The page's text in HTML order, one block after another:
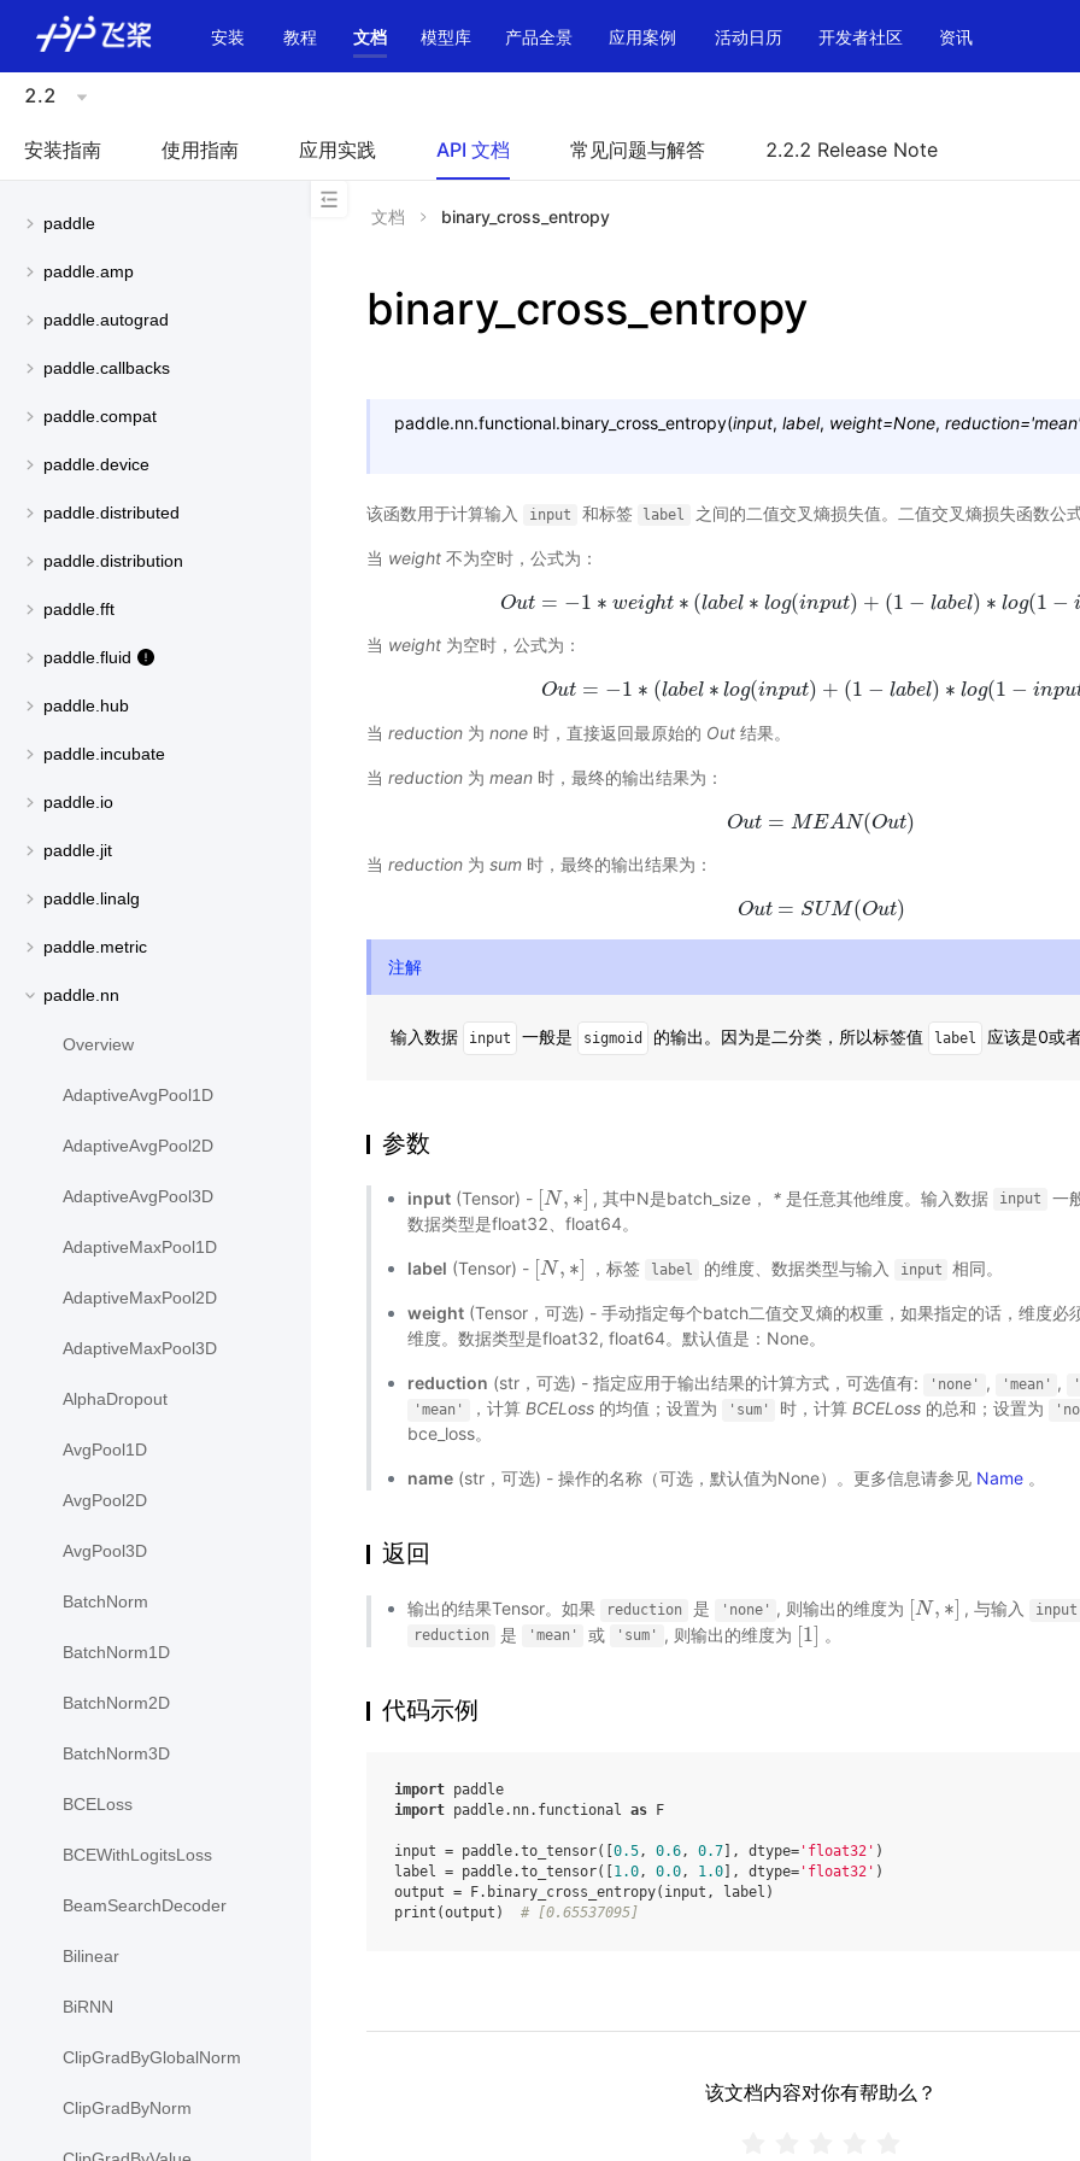
安装 教程 文档 模型库 产品全景 应用案例 活动日历 开发者社区 资讯
2.2
安装指南 使用指南 应用实践 API 文档 常见问题与解答 2.2.2 Release Note
paddle
paddle.amp
paddle.autograd
paddle.callbacks
paddle.compat
paddle.device
paddle.distributed
paddle.distribution
paddle.fft
paddle.fluid
paddle.hub
paddle.incubate
paddle.io
paddle.jit
paddle.linalg
paddle.metric
paddle.nn
Overview
AdaptiveAvgPool1D
AdaptiveAvgPool2D
AdaptiveAvgPool3D
AdaptiveMaxPool1D
AdaptiveMaxPool2D
AdaptiveMaxPool3D
AlphaDropout
AvgPool1D
AvgPool2D
AvgPool3D
BatchNorm
BatchNorm1D
BatchNorm2D
BatchNorm3D
BCELoss
BCEWithLogitsLoss
BeamSearchDecoder
Bilinear
BiRNN
ClipGradByGlobalNorm
ClipGradByNorm
文档 binary_cross_entropy
binary_cross_entropy
paddle.nn.functional.binary_cross_entropy(input, label, weight=None, reduction='mean'
该函数用于计算输入 input 和标签 label 之间的二值交叉熵损失值。二值交叉熵损失函数公
当 weight 不为空时，公式为：
Out = −1 ∗ weight ∗ (label ∗ log(input) + (1 − label) ∗ log(1 − i
O ut =−1∗weight∗(la bel∗log(input) +(1−label)∗log 1 −input )
当 weight 为空时，公式为：
Out = −1 ∗ (label ∗ log(input) + (1 − label) ∗ log(1 − inpu
Ou t=−1∗(lab el∗log(input )+( 1− ab el)∗log (1−inpu t))
当 reduction 为 none 时，直接返回最原始的 Out 结果。
当 reduction 为 mean 时，最终的输出结果为：
Out = MEAN(Out)
Out =MEAN(Out)
当 reduction 为 sum 时，最终的输出结果为：
Out = SUM(Out)
O ut= SUM(Out)
注解
输入数据 input 一般是 sigmoid 的输出。因为是二分类，所以标签值 label 应该是0或者
参数
input (Tensor) - [N, ∗]
[N,∗] , 其中N是batch_size， * 是任意其他维度。输入数据 input 一
数据类型是float32、float64。
label (Tensor) - [N, ∗]
[N,∗] ，标签 label 的维度、数据类型与输入 input 相同。
weight (Tensor，可选) - 手动指定每个batch二值交叉熵的权重，如果指定的话，维度必
维度。数据类型是float32, float64。默认值是：None。
reduction (str，可选) - 指定应用于输出结果的计算方式，可选值有: 'none' , 'mean' ,
'mean' ，计算 BCELoss的均值；设置为 'sum' 时，计算BCELoss 的总和；设置为
bce_loss。
name (str，可选) - 操作的名称（可选，默认值为None）。更多信息请参见 Name 。
返回
输出的结果Tensor。如果 reduction 是 'none' , 则输出的维度为 [N, ∗]
[N,∗] , 与输入 input
reduction 是 'mean' 或 'sum' , 则输出的维度为 [1]
1 。
代码示例
import paddle
import paddle.nn.functional as F
input = paddle.to_tensor([ 0.5, 0.6, 0.7 ], dtype= 'float32' )
label = paddle.to_tensor([ 1.0, 0.0, 1.0 ], dtype= 'float32' )
output = F. binary_cross_entropy( input , label )
print (output ) # [0.65537095]
该文档内容对你有帮助么？